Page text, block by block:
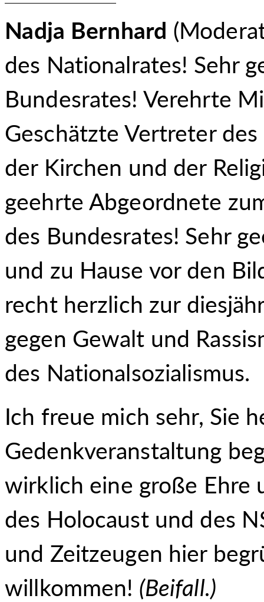
Nadja Bernhard
des Nationalrates! Sehr
Bundesrates! Verehrte
Geschätzte Vertreter
der Kirchen und der
geehrte Abgeordnete
des Bundesrates! Sehr
und zu Hause vor den
recht herzlich zur
gegen Gewalt und
des Nationalsozialismus.
Ich freue mich sehr, Sie
Gedenkveranstaltung
wirklich eine große Ehre
des Holocaust und des
und Zeitzeugen hier
willkommen! (Beifall.)